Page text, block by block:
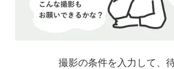
撮影の条件を入力して、